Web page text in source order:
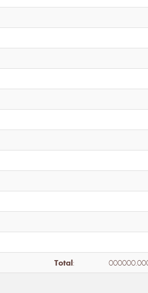
Total: